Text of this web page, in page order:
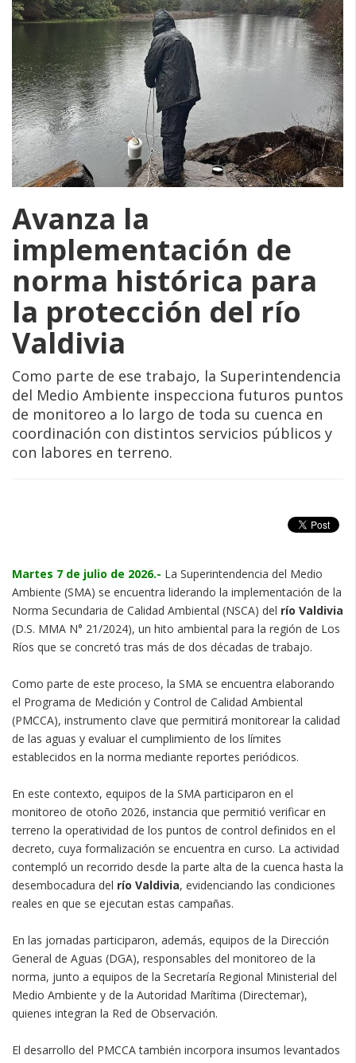
Avanza la
implementación de
norma histórica para
la protección del río
Valdivia
Como parte de ese trabajo, la Superintendencia
del Medio Ambiente inspecciona futuros puntos
de monitoreo a lo largo de toda su cuenca en
coordinación con distintos servicios públicos y
con labores en terreno.
Martes 7 de julio de 2026.- La Superintendencia del Medio
Ambiente (SMA) se encuentra liderando la implementación de la
Norma Secundaria de Calidad Ambiental (NSCA) del río Valdivia
(D.S. MMA N° 21/2024), un hito ambiental para la región de Los
Ríos que se concretó tras más de dos décadas de trabajo.
Como parte de este proceso, la SMA se encuentra elaborando
el Programa de Medición y Control de Calidad Ambiental
(PMCCA), instrumento clave que permitirá monitorear la calidad
de las aguas y evaluar el cumplimiento de los límites
establecidos en la norma mediante reportes periódicos.
En este contexto, equipos de la SMA participaron en el
monitoreo de otoño 2026, instancia que permitió verificar en
terreno la operatividad de los puntos de control definidos en el
decreto, cuya formalización se encuentra en curso. La actividad
contempló un recorrido desde la parte alta de la cuenca hasta la
desembocadura del río Valdivia, evidenciando las condiciones
reales en que se ejecutan estas campañas.
En las jornadas participaron, además, equipos de la Dirección
General de Aguas (DGA), responsables del monitoreo de la
norma, junto a equipos de la Secretaría Regional Ministerial del
Medio Ambiente y de la Autoridad Marítima (Directemar),
quienes integran la Red de Observación.
El desarrollo del PMCCA también incorpora insumos levantados